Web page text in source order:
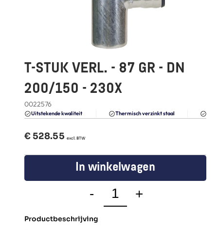
FAQ
Blogs
T-STUK VERL. - 87 GR - DN
200/150 - 230X
0022576
Uitstekende kwaliteit Thermisch verzinkt staal
€ 528.55
  excl. BTW
In winkelwagen
- +
Productbeschrijving